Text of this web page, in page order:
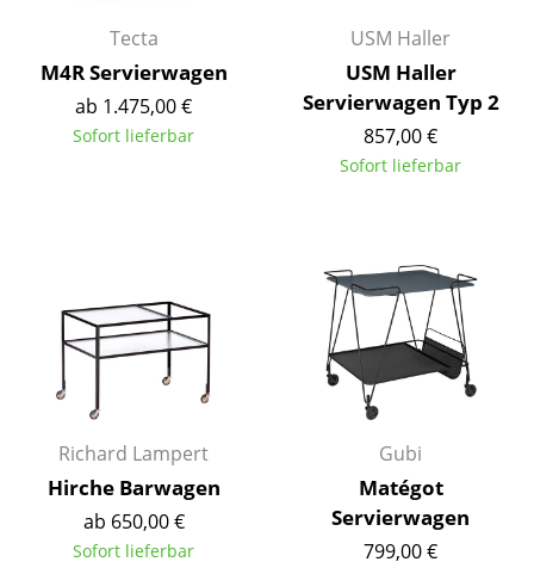
Stehtische & Stehpulte
Kindertische
... alle Tische
Aufbewahren
Regale & Schränke
Bücherregale
Wandregale
Sideboards & Kommoden
Tecta
M4R Servierwagen
ab 1.475,00 €
Sofort lieferbar
USM Haller
USM Haller
Servierwagen Typ 2
857,00 €
Sofort lieferbar
Richard Lampert
Hirche Barwagen
ab 650,00 €
Sofort lieferbar
Gubi
Matégot
Servierwagen
799,00 €